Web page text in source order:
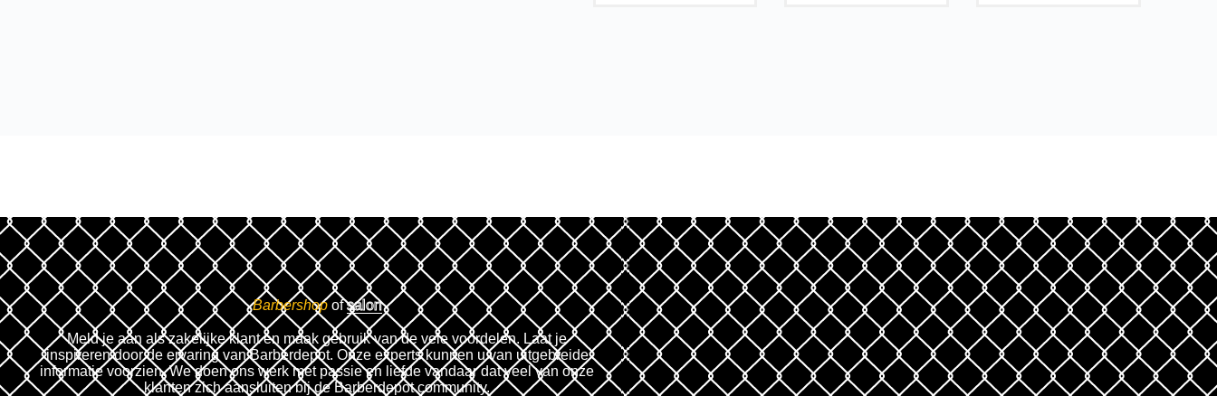
Barbershop of salon
Meld je aan als zakelijke klant en maak gebruik van de vele voordelen. Laat je
inspireren door de ervaring van Barberdepot. Onze experts kunnen u van uitgebreide
informatie voorzien. We doen ons werk met passie en liefde vandaar dat veel van onze
klanten zich aansluiten bij de Barberdepot community.